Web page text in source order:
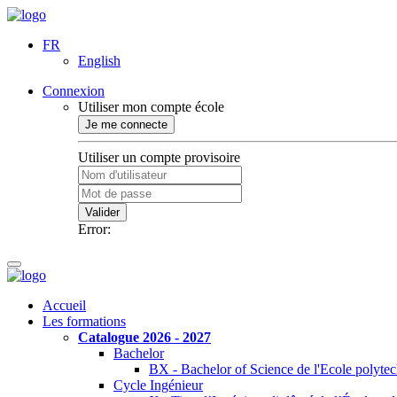
FR
English
Connexion
Utiliser mon compte école
Je me connecte
Utiliser un compte provisoire
Valider
Error:
Accueil
Les formations
Catalogue 2026 - 2027
Bachelor
BX - Bachelor of Science de l'Ecole
Cycle Ingénieur